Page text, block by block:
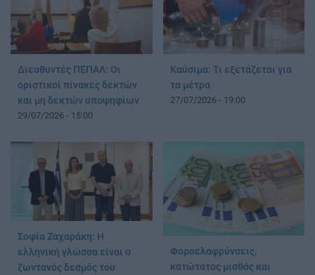
Διευθυντές ΠΕΠΑΛ: Οι
οριστικοί πίνακες δεκτών
και μη δεκτών υποψηφίων
29/07/2026 - 15:00
Καύσιμα: Τι εξετάζεται για
τα μέτρα
27/07/2026 - 19:00
Σοφία Ζαχαράκη: Η
ελληνική γλώσσα είναι ο
ζωντανός δεσμός του
Φοροελαφρύνσεις,
κατώτατος μισθός και